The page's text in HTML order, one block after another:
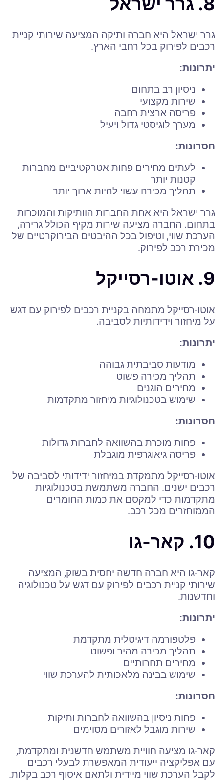
גרר ישראל היא חברה ותיקה המציעה שירותי קניית
רכבים לפירוק בכל רחבי הארץ.
יתרונות:
ניסיון רב בתחום
שירות מקצועי
פריסה ארצית רחבה
מערך לוגיסטי גדול ויעיל
חסרונות:
לעתים מחירים פחות אטרקטיביים מחברות
קטנות יותר
תהליך מכירה עשוי להיות ארוך יותר
גרר ישראל היא אחת החברות הוותיקות והמוכרות
בתחום. החברה מציעה שירות מקיף הכולל גרירה,
הערכת שווי, וטיפול בכל ההיבטים הבירוקרטיים של
מכירת רכב לפירוק.
9. אוטו-רסייקל
אוטו-רסייקל מתמחה בקניית רכבים לפירוק עם דגש
על מיחזור וידידותיות לסביבה.
יתרונות:
מודעות סביבתית גבוהה
תהליך מכירה פשוט
מחירים הוגנים
שימוש בטכנולוגיות מיחזור מתקדמות
חסרונות:
פחות מוכרת בהשוואה לחברות גדולות
פריסה גיאוגרפית מוגבלת
אוטו-רסייקל מתמקדת במיחזור ידידותי לסביבה של
רכבים ישנים. החברה משתמשת בטכנולוגיות
מתקדמות כדי למקסם את כמות החומרים
הממוחזרים מכל רכב.
10. קאר-גו
קאר-גו היא חברה חדשה יחסית בשוק, המציעה
שירותי קניית רכבים לפירוק עם דגש על טכנולוגיה
וחדשנות.
יתרונות:
פלטפורמה דיגיטלית מתקדמת
תהליך מכירה מהיר ופשוט
מחירים תחרותיים
שימוש בבינה מלאכותית להערכת שווי
חסרונות:
פחות ניסיון בהשוואה לחברות ותיקות
שירות מוגבל לאזורים מסוימים
קאר-גו מציעה חוויית משתמש חדשנית ומתקדמת,
עם אפליקציה ייעודית המאפשרת לבעלי רכבים
לקבל הערכת שווי מיידית ולתאם איסוף רכב בקלות.